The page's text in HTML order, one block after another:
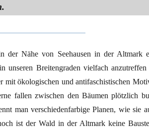
der Nähe von Seehausen in der Altmark
Breitengraden vielfach anzutreffen
ökologischen und antifaschistischen
fallen zwischen den Bäumen plötzlich
man verschiedenfarbige Planen, wie sie
ist der Wald in der Altmark keine